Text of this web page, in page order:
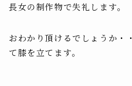
長女の制作物で失礼します。
おわかり頂けるでしょうか・・
て膝を立てます。